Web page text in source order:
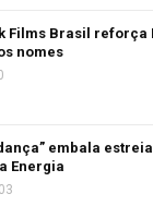
Films Brasil reforça
nomes
embala
Energia